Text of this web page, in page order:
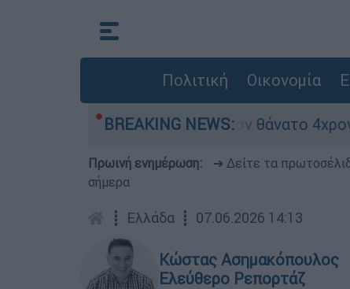
Πολιτική Οικονομία
BREAKING NEWS:
ασφαλείας μετά τον θάνατο 4χρονου σε
Πρωινή ενημέρωση: ➔ Δείτε τα
σήμερα
┋ Ελλάδα ┋ 07.06.2026 14:13
Κώστας Ασημακόπουλος
Ελεύθερο Ρεπορτάζ